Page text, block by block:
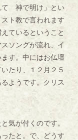
て 神で明け」とい
ト教で言われます
ているということ
ソングが流れ、イ
す。中にはお仏壇
たり、１２月２５
ようです。クリス
気が付くのです。
たと。で、どうす